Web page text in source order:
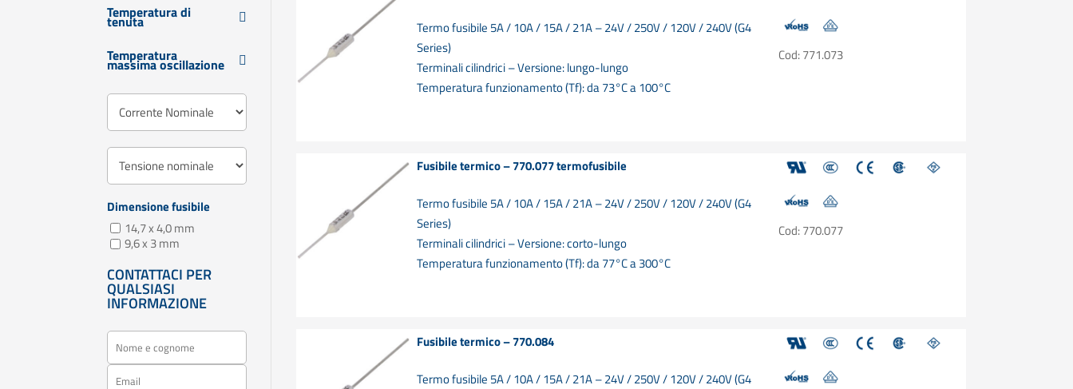
Termo fusibile 5A / 10A / 15A / 21A – 24V / 250V / 120V / 240V (G4
Series)
Terminali cilindrici – Versione: lungo-lungo
Temperatura funzionamento (Tf): da 73°C a 100°C
Cod: 771.073
Fusibile termico – 770.077 termofusibile
Termo fusibile 5A / 10A / 15A / 21A – 24V / 250V / 120V / 240V (G4
Series)
Terminali cilindrici – Versione: corto-lungo
Temperatura funzionamento (Tf): da 77°C a 300°C
Cod: 770.077
Fusibile termico – 770.084
Termo fusibile 5A / 10A / 15A / 21A – 24V / 250V / 120V / 240V (G4
Temperatura di
tenuta
Temperatura
massima oscillazione
Dimensione fusibile
14,7 x 4,0 mm
9,6 x 3 mm
CONTATTACI PER
QUALSIASI
INFORMAZIONE